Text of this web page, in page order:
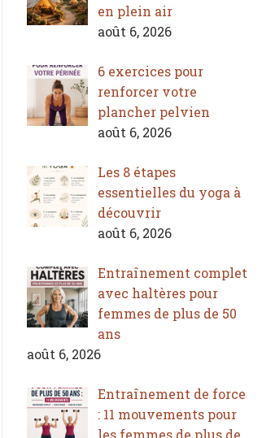
en plein air
août 6, 2026
6 exercices pour
renforcer votre
plancher pelvien
août 6, 2026
Les 8 étapes
essentielles du yoga à
découvrir
août 6, 2026
Entraînement complet
avec haltères pour
femmes de plus de 50
ans
août 6, 2026
Entraînement de force
: 11 mouvements pour
les femmes de plus de